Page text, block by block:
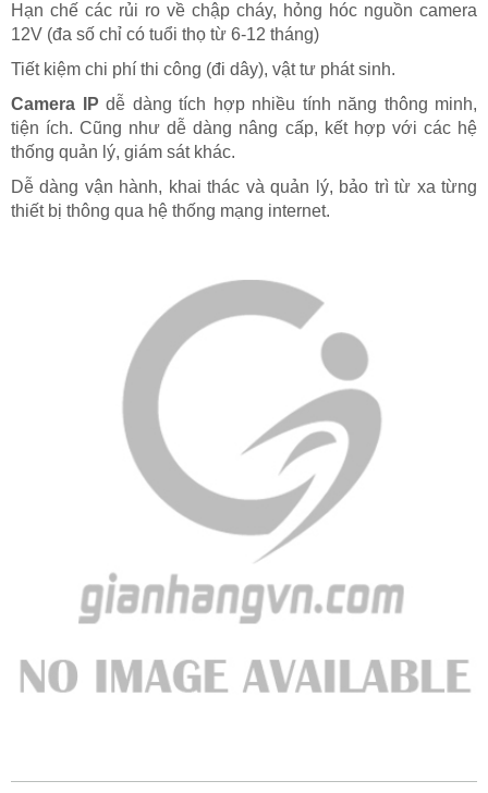
Hạn chế các rủi ro về chập cháy, hỏng hóc nguồn camera
12V (đa số chỉ có tuổi thọ từ 6-12 tháng)
Tiết kiệm chi phí thi công (đi dây), vật tư phát sinh.
Camera IP dễ dàng tích hợp nhiều tính năng thông minh,
tiện ích. Cũng như dễ dàng nâng cấp, kết hợp với các hệ
thống quản lý, giám sát khác.
Dễ dàng vận hành, khai thác và quản lý, bảo trì từ xa từng
thiết bị thông qua hệ thống mạng internet.